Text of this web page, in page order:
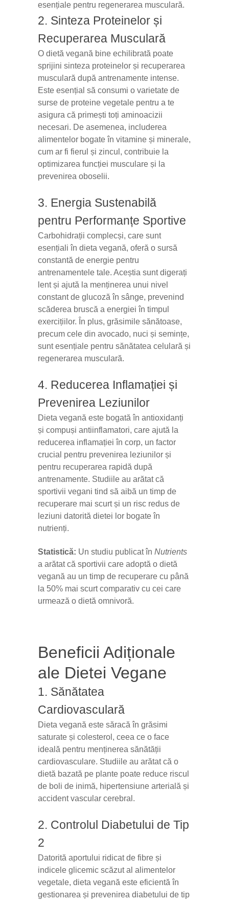
esențiale pentru regenerarea musculară.
2. Sinteza Proteinelor și
Recuperarea Musculară
O dietă vegană bine echilibrată poate
sprijini sinteza proteinelor și recuperarea
musculară după antrenamente intense.
Este esențial să consumi o varietate de
surse de proteine vegetale pentru a te
asigura că primești toți aminoacizii
necesari. De asemenea, includerea
alimentelor bogate în vitamine și minerale,
cum ar fi fierul și zincul, contribuie la
optimizarea funcției musculare și la
prevenirea oboselii.
3. Energia Sustenabilă
pentru Performanțe Sportive
Carbohidrații complecși, care sunt
esențiali în dieta vegană, oferă o sursă
constantă de energie pentru
antrenamentele tale. Aceștia sunt digerați
lent și ajută la menținerea unui nivel
constant de glucoză în sânge, prevenind
scăderea bruscă a energiei în timpul
exercițiilor. În plus, grăsimile sănătoase,
precum cele din avocado, nuci și semințe,
sunt esențiale pentru sănătatea celulară și
regenerarea musculară.
4. Reducerea Inflamației și
Prevenirea Leziunilor
Dieta vegană este bogată în antioxidanți
și compuși antiinflamatori, care ajută la
reducerea inflamației în corp, un factor
crucial pentru prevenirea leziunilor și
pentru recuperarea rapidă după
antrenamente. Studiile au arătat că
sportivii vegani tind să aibă un timp de
recuperare mai scurt și un risc redus de
leziuni datorită dietei lor bogate în
nutrienți.
Statistică: Un studiu publicat în Nutrients
a arătat că sportivii care adoptă o dietă
vegană au un timp de recuperare cu până
la 50% mai scurt comparativ cu cei care
urmează o dietă omnivoră.
Beneficii Adiționale
ale Dietei Vegane
1. Sănătatea
Cardiovasculară
Dieta vegană este săracă în grăsimi
saturate și colesterol, ceea ce o face
ideală pentru menținerea sănătății
cardiovasculare. Studiile au arătat că o
dietă bazată pe plante poate reduce riscul
de boli de inimă, hipertensiune arterială și
accident vascular cerebral.
2. Controlul Diabetului de Tip
2
Datorită aportului ridicat de fibre și
indicele glicemic scăzut al alimentelor
vegetale, dieta vegană este eficientă în
gestionarea și prevenirea diabetului de tip